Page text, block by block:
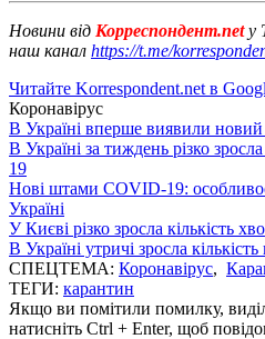
Новини від Корреспондент.net у
наш канал https://t.me/
Читайте Korrespondent.net в
Коронавірус
В Україні вперше виявили новий
В Україні за тиждень різко
19
Нові штами COVID-19:
Україні
У Києві різко зросла кількість
В Україні утричі зросла
СПЕЦТЕМА: Коронавірус,
ТЕГИ: карантин
Якщо ви помітили помилку,
натисніть Ctrl + Enter, щоб